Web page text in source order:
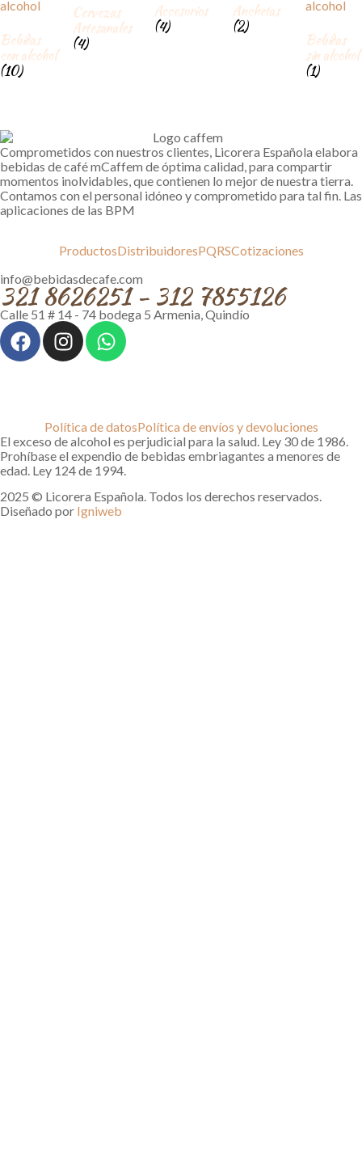
Bebidas
con alcohol
(10)
Cervezas
Artesanales
(4)
Accesorios
(4)
Anchetas
(2)
Bebidas
sin alcohol
(1)
Comprometidos con nuestros clientes, Licorera Española elabora
bebidas de café mCaffem de óptima calidad, para compartir
momentos inolvidables, que contienen lo mejor de nuestra tierra.
Contamos con el personal idóneo y comprometido para tal fin. Las
aplicaciones de las BPM
ProductosDistribuidoresPQRSCotizaciones
info@bebidasdecafe.com
321 8626251 - 312 7855126
Calle 51 # 14 - 74 bodega 5 Armenia, Quindío
Política de datosPolítica de envíos y devoluciones
El exceso de alcohol es perjudicial para la salud. Ley 30 de 1986.
Prohíbase el expendio de bebidas embriagantes a menores de
edad. Ley 124 de 1994.
2025 © Licorera Española. Todos los derechos reservados.
Diseñado por Igniweb